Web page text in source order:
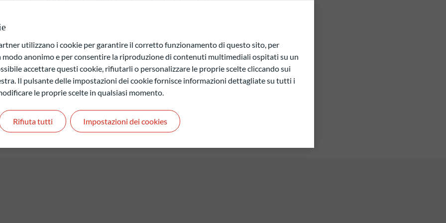
del 40% del patrimonio netto, il Fondo potrà detenere titoli
i mercati emergenti. Il Fondo adotta la propria strategia
dalla Società di gestione (inizialmente, il 31 dicembre
la Società di gestione potrà effettuare operazioni tattiche in
o venga rilevato un aumento del rischio di insolvenza a
di capitale.
futuri e possono variare nel tempo.
utilizzano i cookie per garantire il corretto funzionamento di questo sito, per
modo anonimo e per consentire la riproduzione di contenuti multimediali ospitati su un
accettare questi cookie, rifiutarli o personalizzare le proprie scelte cliccando sui
Il pulsante delle impostazioni dei cookie fornisce informazioni dettagliate su tutti i
le proprie scelte in qualsiasi momento.
Rifiuta tutti Impostazioni dei cookies